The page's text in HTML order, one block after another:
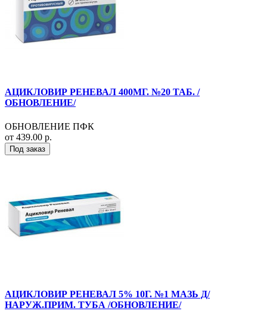
АЦИКЛОВИР РЕНЕВАЛ 400МГ. №20 ТАБ. /
ОБНОВЛЕНИЕ/
ОБНОВЛЕНИЕ ПФК
от 439.00 р.
Под заказ
АЦИКЛОВИР РЕНЕВАЛ 5% 10Г. №1 МАЗЬ Д/
НАРУЖ.ПРИМ. ТУБА /ОБНОВЛЕНИЕ/